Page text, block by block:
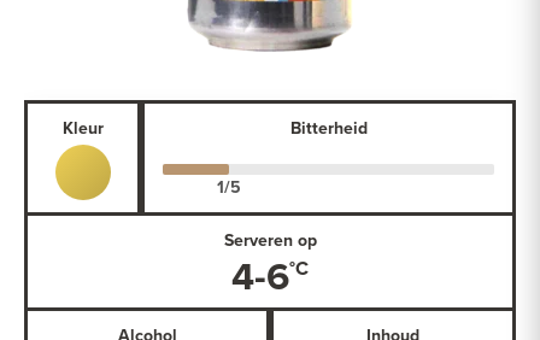
Kleur Bitterheid
Serveren op
4-6